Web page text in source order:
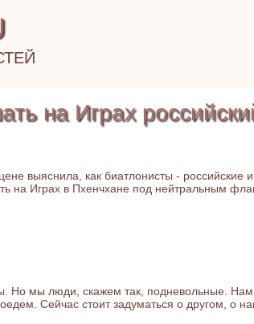
на Играх
выяснила, как биатлонисты - российские и
на Играх в Пхенчхане под нейтральным
Но мы люди, скажем так, подневольные. Нам
Сейчас стоит задуматься о другом, о